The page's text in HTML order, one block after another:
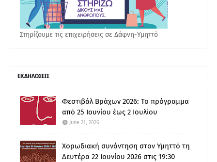
Στηρίζουμε τις επιχειρήσεις σε Δάφνη-Υμηττό
ΕΚΔΗΛΩΣΕΙΣ
Φεστιβάλ Βράχων 2026: Το πρόγραμμα
από 25 Ιουνίου έως 2 Ιουλίου
June 21, 2026
Χορωδιακή συνάντηση στον Υμηττό τη
Δευτέρα 22 Ιουνίου 2026 στις 19:30